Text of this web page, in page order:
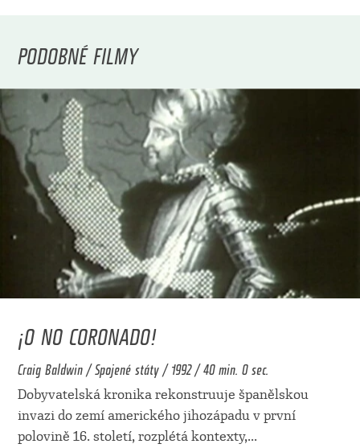
PODOBNÉ FILMY
¡O NO CORONADO!
Craig Baldwin / Spojené státy / 1992 / 40 min. 0 sec.
Dobyvatelská kronika rekonstruuje španělskou
invazi do zemí amerického jihozápadu v první
polovině 16. století, rozplétá kontexty,...